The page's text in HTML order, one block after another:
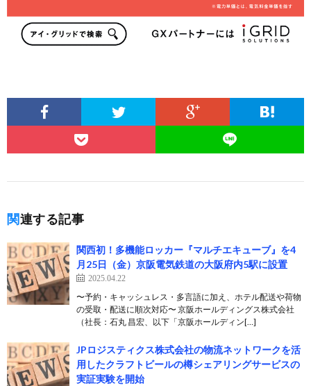
関連する記事
関西初！多機能ロッカー『マルチエキューブ』を4
月25日（金）京阪電気鉄道の大阪府内5駅に設置
2025.04.22
〜予約・キャッシュレス・多言語に加え、ホテル配送や荷物
の受取・配送に順次対応〜 京阪ホールディングス株式会社
（社長：石丸 昌宏、以下「京阪ホールディン[…]
JPロジスティクス株式会社の物流ネットワークを活
用したクラフトビールの樽シェアリングサービスの
実証実験を開始